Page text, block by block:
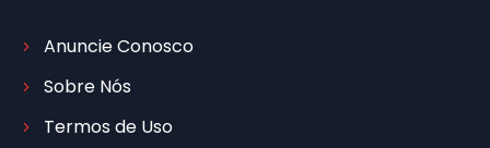
Anuncie Conosco
Sobre Nós
Termos de Uso